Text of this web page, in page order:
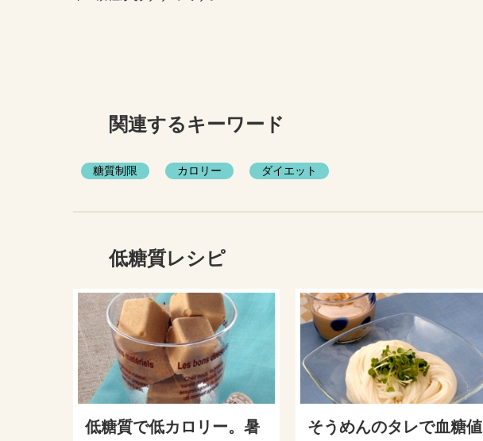
関連するキーワード
糖質制限 カロリー ダイエット
低糖質レシピ
低糖質で低カロリー。暑
そうめんのタレで血糖値